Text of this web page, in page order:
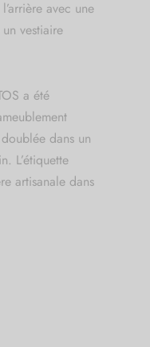
avec une
vestiaire
a été
dans un
L’étiquette
artisanale dans